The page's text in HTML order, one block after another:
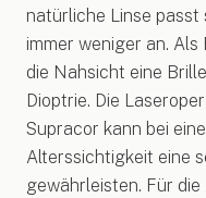
natürliche Linse passt
immer weniger an.
die Nahsicht eine
Dioptrie. Die
Supracor kann bei
Alterssichtigkeit eine
gewährleisten. Für